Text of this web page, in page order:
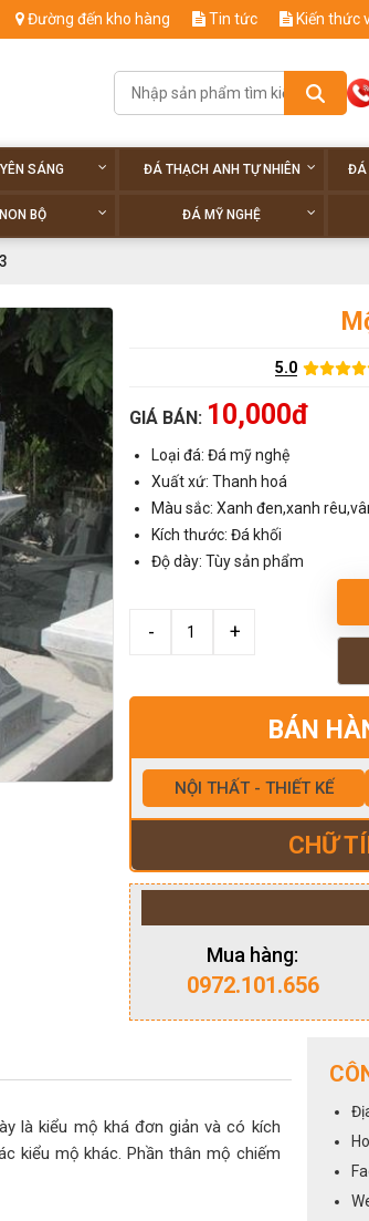
Đường đến kho hàng Tin tức Kiến thức
SÁNG ĐÁ THẠCH ANH TỰ NHIÊN ĐÁ
BỘ ĐÁ MỸ NGHỆ
5.0
GIÁ BÁN: 10,000đ
Loại đá: Đá mỹ nghệ
Xuất xứ: Thanh hoá
Màu sắc: Xanh đen,xanh
Kích thước: Đá khối
Độ dày: Tùy sản phẩm
BÁN
NỘI THẤT - THIẾT KẾ
CHỮ
Mua hàng:
0972.101.656
là kiểu mộ khá đơn giản và có kích
kiểu mộ khác. Phần thân mộ chiếm